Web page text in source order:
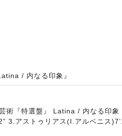
/ 内なる印象』
術『特選盤』 Latina / 内なる印
3.アストゥリアス(I.アルベニス